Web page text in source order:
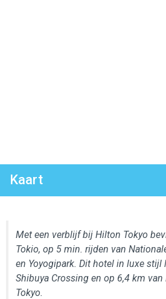
Kaart
Met een verblijf bij Hilton Tokyo
Tokio, op 5 min. rijden van
en Yoyogipark. Dit hotel in luxe stijl
Shibuya Crossing en op 6,4 km
Tokyo.